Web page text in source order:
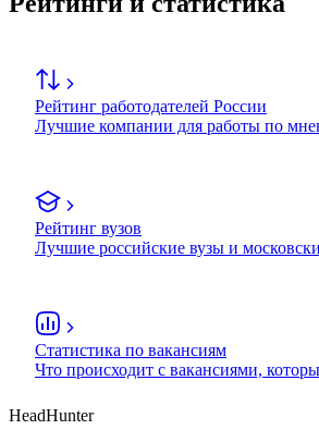
Рейтинг работодателей России
Лучшие компании для работы по
Рейтинг вузов
Лучшие российские вузы и
Статистика по вакансиям
Что происходит с вакансиями,
HeadHunter